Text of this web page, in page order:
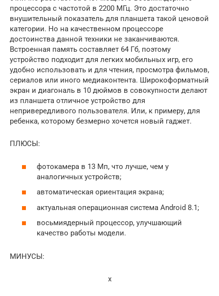
процессора с частотой в 2200 МГц. Это достаточно
внушительный показатель для планшета такой ценовой
категории. Но на качественном процессоре
достоинства данной техники не заканчиваются.
Встроенная память составляет 64 Гб, поэтому
устройство подходит для легких мобильных игр, его
удобно использовать и для чтения, просмотра фильмов,
сериалов или иного медиаконтента. Широкоформатный
экран и диагональ в 10 дюймов в совокупности делают
из планшета отличное устройство для
непривередливого пользователя. Или, к примеру, для
ребенка, которому безмерно хочется новый гаджет.
ПЛЮСЫ:
фотокамера в 13 Мп, что лучше, чем у
аналогичных устройств;
автоматическая ориентация экрана;
актуальная операционная система Android 8.1;
восьмиядерный процессор, улучшающий
качество работы модели.
МИНУСЫ:
x